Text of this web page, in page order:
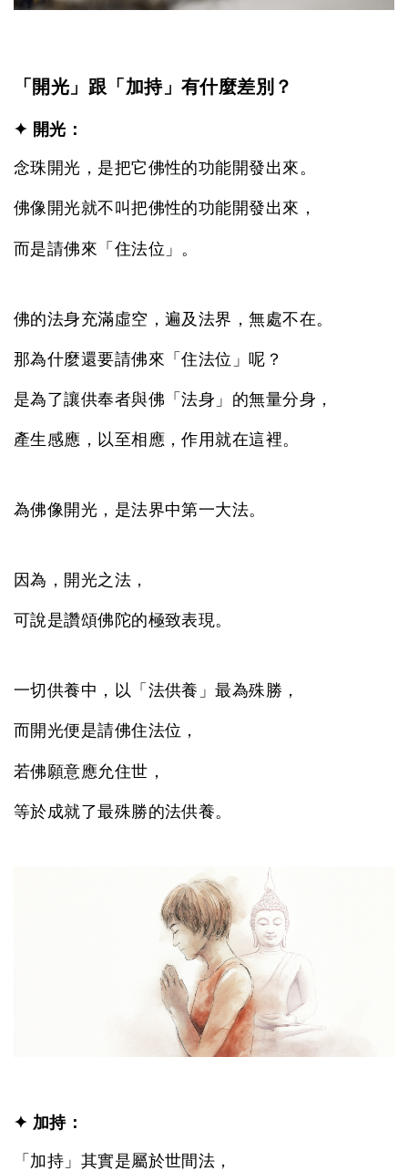
「開光」跟「加持」有什麼差別？
✦ 開光：
念珠開光，是把它佛性的功能開發出來。
佛像開光就不叫把佛性的功能開發出來，
而是請佛來「住法位」。
佛的法身充滿虛空，遍及法界，無處不在。
那為什麼還要請佛來「住法位」呢？
是為了讓供奉者與佛「法身」的無量分身，
產生感應，以至相應，作用就在這裡。
為佛像開光，是法界中第一大法。
因為，開光之法，
可說是讚頌佛陀的極致表現。
一切供養中，以「法供養」最為殊勝，
而開光便是請佛住法位，
若佛願意應允住世，
等於成就了最殊勝的法供養。
✦ 加持：
「加持」其實是屬於世間法，